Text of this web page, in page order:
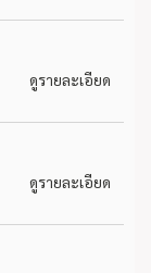
ดูรายละเอียด
ดูรายละเอียด